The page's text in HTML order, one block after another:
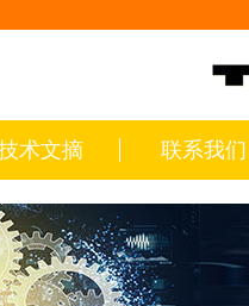
术文摘 联系我们